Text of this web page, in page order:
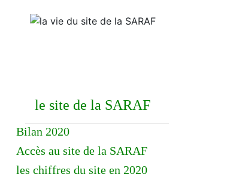
le site de la SARAF
Bilan 2020
Accès au site de la SARAF
les chiffres du site en 2020